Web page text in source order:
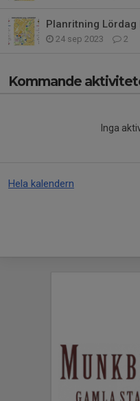
Planritning Lördag
24 sep 2023 2
Kommande
Inga
Hela kalendern